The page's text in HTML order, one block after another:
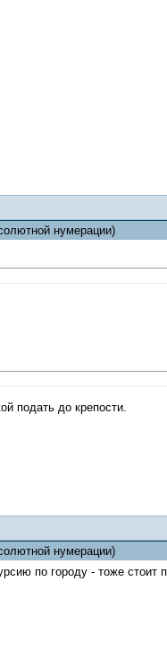
нумерации)
подать до крепости.
нумерации)
по городу - тоже стоит